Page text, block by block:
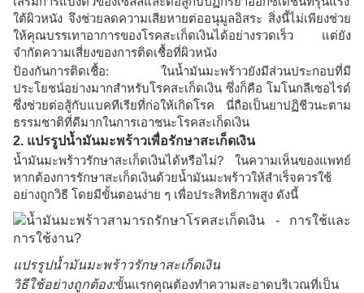
ใต้ผิวหนัง จึงช่วยลดความเสียหายต่ออนุมูลอิสระ สิ่งนี้ไม่เพียงช่วย
ให้คุณบรรเทาอาการของโรคสะเก็ดเงินได้อย่างรวดเร็ว แต่ยัง
จำกัดความเสี่ยงของการติดเชื้อที่ผิวหนัง
ป้องกันการติดเชื้อ: ในน้ำมันมะพร้าวยังมีส่วนประกอบที่มี
ประโยชน์อย่างมากสำหรับโรคสะเก็ดเงิน ซึ่งก็คือ โมโนกลีเซอไรด์
ซึ่งช่วยต่อสู้กับแบคทีเรียที่ก่อให้เกิดโรค นี่ถือเป็นยาปฏิชีวนะตาม
ธรรมชาติที่ดีมากในการเอาชนะโรคสะเก็ดเงิน
2. แปรรูปน้ำมันมะพร้าวเพื่อรักษาสะเก็ดเงิน
น้ำมันมะพร้าวรักษาสะเก็ดเงินได้หรือไม่? ในความเห็นของแพทย์
หากต้องการรักษาสะเก็ดเงินด้วยน้ำมันมะพร้าวให้สำเร็จควรใช้
อย่างถูกวิธี โดยมีขั้นตอนง่าย ๆ เพื่อประสิทธิภาพสูง ดังนี้
แปรรูปน้ำมันมะพร้าวรักษาสะเก็ดเงิน
วิธีใช้อย่างถูกต้อง:ขั้นแรกคุณต้องทำความสะอาดบริเวณที่เป็น